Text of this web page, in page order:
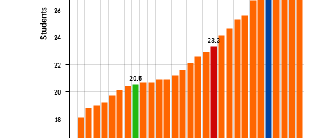
20.5
23.3
18
20
22
24
26
Students